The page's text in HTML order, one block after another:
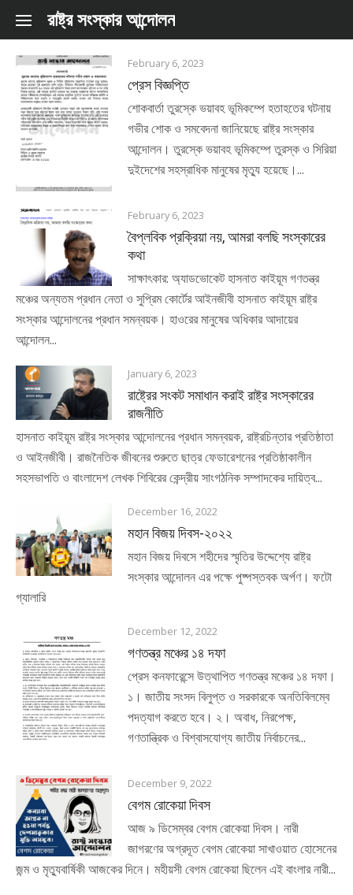
Skip to content
রাষ্ট্র সংস্কার আন্দোলন
February 6, 2023
প্রেস বিজ্ঞপ্তি
শোকবার্তা তুরস্কে ভয়াবহ ভূমিকম্পে হতাহতের ঘটনায়
গভীর শোক ও সমবেদনা জানিয়েছে রাষ্ট্র সংস্কার
আন্দোলন। তুরস্কে ভয়াবহ ভূমিকম্পে তুরস্ক ও সিরিয়া
দুইদেশের সহস্রাধিক মানুষের মৃত্যু হয়েছে।...
February 6, 2023
বৈপ্লবিক প্রক্রিয়া নয়, আমরা বলছি সংস্কারের
কথা
সাক্ষাৎকার: অ্যাডভোকেট হাসনাত কাইয়ূম গণতন্ত্র
মঞ্চের অন্যতম প্রধান নেতা ও সুপ্রিম কোর্টের আইনজীবী হাসনাত কাইয়ূম রাষ্ট্র
সংস্কার আন্দোলনের প্রধান সমন্বয়ক। হাওরের মানুষের অধিকার আদায়ের
আন্দোলন...
January 6, 2023
রাষ্ট্রের সংকট সমাধান করাই রাষ্ট্র সংস্কারের
রাজনীতি
হাসনাত কাইয়ূম রাষ্ট্র সংস্কার আন্দোলনের প্রধান সমন্বয়ক, রাষ্ট্রচিন্তার প্রতিষ্ঠাতা
ও আইনজীবী। রাজনৈতিক জীবনের শুরুতে ছাত্র ফেডারেশনের প্রতিষ্ঠাকালীন
সহসভাপতি ও বাংলাদেশ লেখক শিবিরের কেন্দ্রীয় সাংগঠনিক সম্পাদকের দায়িত্ব...
December 16, 2022
মহান বিজয় দিবস-২০২২
মহান বিজয় দিবসে শহীদের স্মৃতির উদ্দেশ্যে রাষ্ট্র
সংস্কার আন্দোলন এর পক্ষে পুষ্পস্তবক অর্পণ। ফটো
গ্যালারি
December 12, 2022
গণতন্ত্র মঞ্চের ১৪ দফা
প্রেস কনফারেন্সে উত্থাপিত গণতন্ত্র মঞ্চের ১৪ দফা।
১। জাতীয় সংসদ বিলুপ্ত ও সরকারকে অনতিবিলম্বে
পদত্যাগ করতে হবে। ২। অবাধ, নিরপেক্ষ,
গণতান্ত্রিক ও বিশ্বাসযোগ্য জাতীয় নির্বাচনের...
December 9, 2022
বেগম রোকেয়া দিবস
আজ ৯ ডিসেম্বর বেগম রোকেয়া দিবস। নারী
জাগরণের অগ্রদূত বেগম রোকেয়া সাখাওয়াত হোসেনের
জন্ম ও মৃত্যুবার্ষিকী আজকের দিনে। মহীয়সী বেগম রোকেয়া ছিলেন এই বাংলার নারী...